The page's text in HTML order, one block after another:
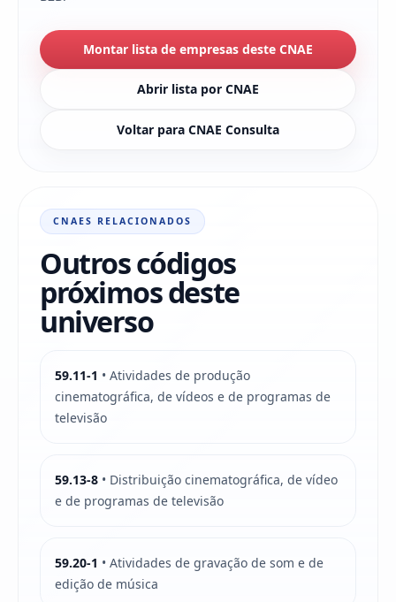
Montar lista de empresas deste CNAE
Abrir lista por CNAE
Voltar para CNAE Consulta
CNAES RELACIONADOS
Outros códigos
próximos deste
universo
59.11-1 • Atividades de produção
cinematográfica, de vídeos e de programas de
televisão
59.13-8 • Distribuição cinematográfica, de vídeo
e de programas de televisão
59.20-1 • Atividades de gravação de som e de
edição de música